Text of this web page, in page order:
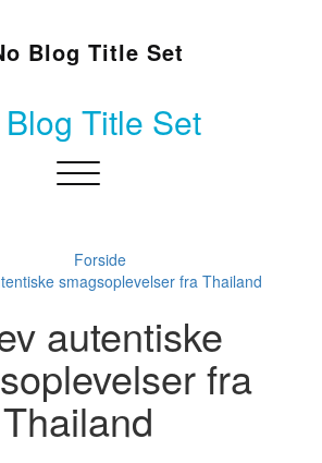
Title Set
Toggle
navigation
Forside
smagsoplevelser fra Thailand
autentiske
fra
Thailand